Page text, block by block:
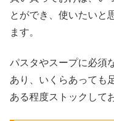
とができ、使いたいと
ます。
パスタやスープに必須
あり、いくらあっても
ある程度ストックして